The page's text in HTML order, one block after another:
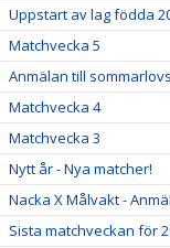
Uppstart av lag födda
Matchvecka 5
Anmälan till
Matchvecka 4
Matchvecka 3
Nytt år - Nya matcher!
Nacka X Målvakt -
Sista matchveckan för